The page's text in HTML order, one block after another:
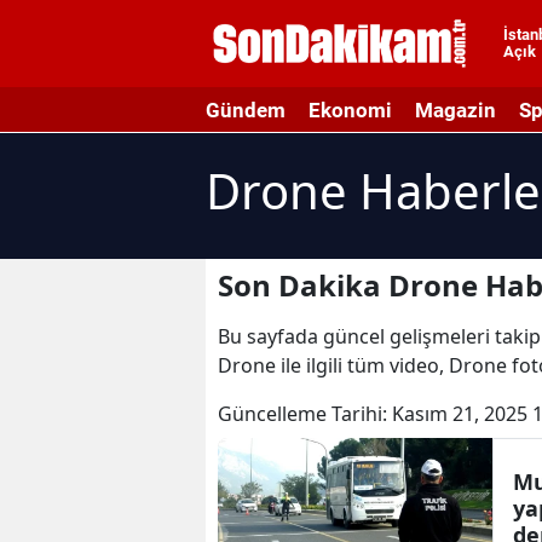
Açık
Gündem Ekonomi Magazin
Drone
Son Dakika Drone
Bu sayfada güncel gelişmeleri
Drone ile ilgili tüm video, Drone
Güncelleme Tarihi: Kasım 21, 2025